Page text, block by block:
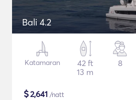
Bali 4.2
Katamaran
42 ft
13 m
8
$2,641 /natt